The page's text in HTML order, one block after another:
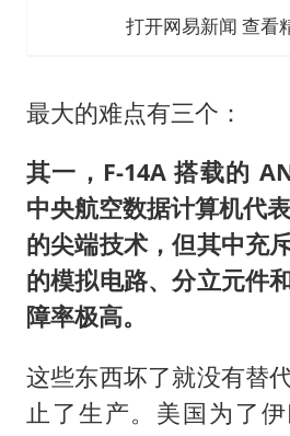
打开网易新闻 查看
最大的难点有三个：
其一，F-14A 搭载的
中央航空数据计算机代
的尖端技术，但其中充
的模拟电路、分立元件
障率极高。
这些东西坏了就没有替
止了生产。美国为了